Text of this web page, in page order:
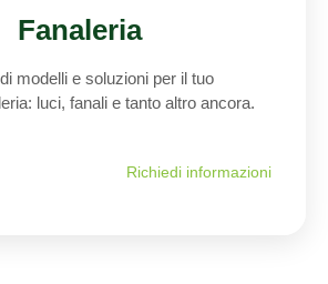
Fanaleria
modelli e soluzioni per il tuo
luci, fanali e tanto altro ancora.
Richiedi informazioni